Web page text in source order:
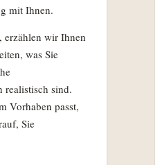
mit Ihnen.
erzählen wir Ihnen
was Sie
realistisch sind.
Vorhaben passt,
Sie